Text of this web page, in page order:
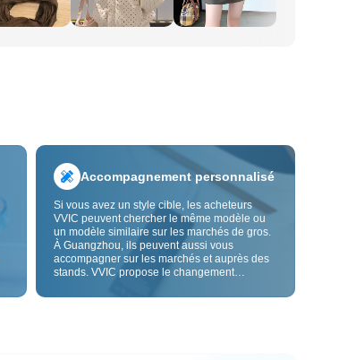
Accompagnement personnalisé
Si vous avez un style cible, les acheteurs
VVIC peuvent chercher le même modèle ou
un modèle similaire sur les marchés de gros.
À Guangzhou, ils peuvent aussi vous
accompagner sur les marchés et auprès des
stands. VVIC propose le changement
la personnalisation OEM par image ou